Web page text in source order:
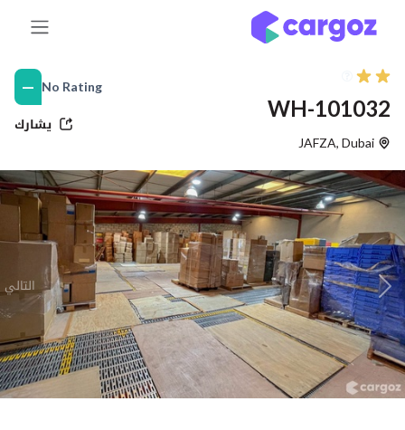
تخطي للذهاب إلى المحتوى
WH-101032
JAFZA, Dubai
No Rating
—
يشارك
Previous التالي